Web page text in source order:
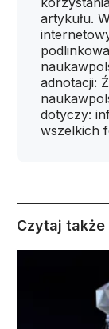
artykułu.
adnotacji:
dotyczy:
wszelkich
Czytaj także